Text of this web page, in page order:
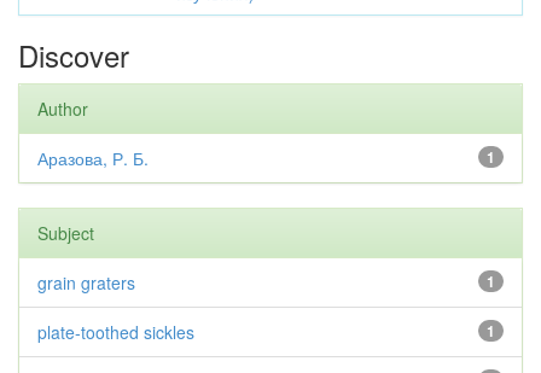
Discover
Author
1
Аразова, Р. Б.
Subject
1
grain graters
1
plate-toothed sickles